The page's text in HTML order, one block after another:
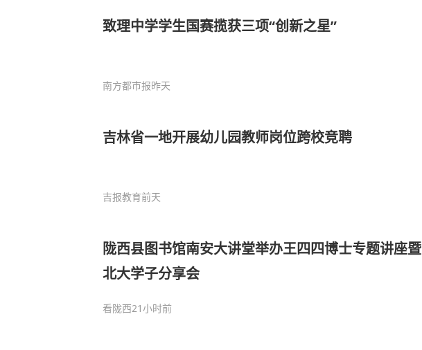
致理中学学生国赛揽获三项“创新之星”
南方都市报昨天
吉林省一地开展幼儿园教师岗位跨校竞聘
吉报教育前天
陇西县图书馆南安大讲堂举办王四四博士专题讲座暨
北大学子分享会
看陇西21小时前